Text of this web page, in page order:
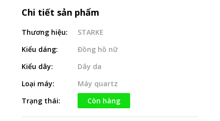
Chi tiết sản phẩm
Thương hiệu:
STARKE
Kiểu dáng:
Đồng hồ nữ
Kiểu dây:
Dây da
Loại máy:
Máy quartz
Trạng thái:
Còn hàng